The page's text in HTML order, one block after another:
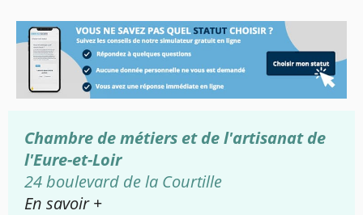
Chambre de métiers et de l'artisanat de
l'Eure-et-Loir
24 boulevard de la Courtille
En savoir +